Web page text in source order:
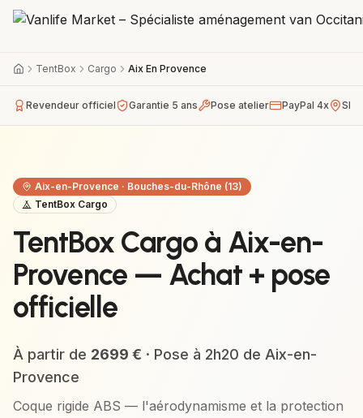
TentBox Cargo Aix En Provence
Revendeur officiel Garantie 5 ans Pose atelier PayPal 4x
Aix-en-Provence · Bouches-du-Rhône (13)
TentBox Cargo
TentBox Cargo à Aix-en-
Provence — Achat + pose
officielle
À partir de 2699 € · Pose à 2h20 de Aix-en-
Provence
Coque rigide ABS — l'aérodynamisme et la protection